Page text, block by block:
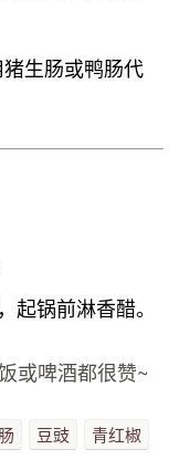
生肠或鸭肠代
起锅前淋香醋。
或啤酒都很赞~
豆豉 青红椒